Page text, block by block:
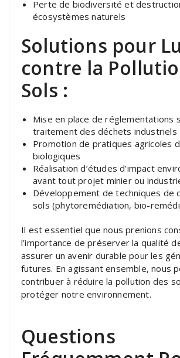
Perte de biodiversité et
écosystèmes naturels
Solutions pour
contre la
Sols :
Mise en place de réglementations
traitement des déchets industriels
Promotion de pratiques agricoles
biologiques
Réalisation d’études d’impact
avant tout projet minier ou
Développement de techniques de
sols (phytoremédiation, bio-
Il est essentiel que nous prenions
l’importance de préserver la qualité
assurer un avenir durable pour les
futures. En agissant ensemble, nous
contribuer à réduire la pollution des
protéger notre environnement.
Questions